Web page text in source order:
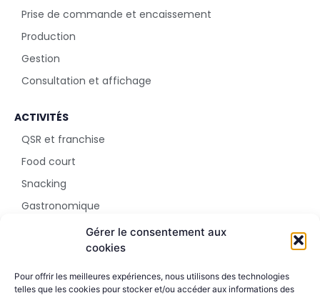
Gérer le consentement aux
cookies
Pour offrir les meilleures expériences, nous utilisons des technologies
telles que les cookies pour stocker et/ou accéder aux informations des
Prise de commande et encaissement
Production
Gestion
Consultation et affichage
ACTIVITÉS
QSR et franchise
Food court
Snacking
Gastronomique
Parc d'attraction
5 rue Sala